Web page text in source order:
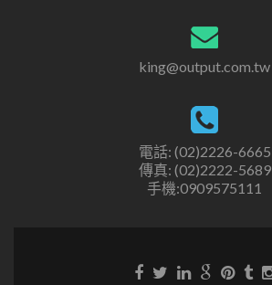
king@output.com.tw
電話: (02)2226-6665
傳真: (02)2222-5689
手機:0909575111